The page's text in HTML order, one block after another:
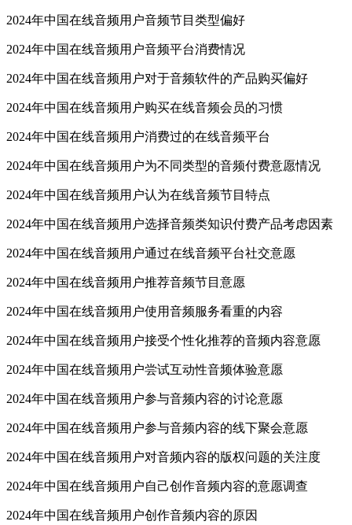
2024年中国在线音频用户音频节目类型偏好
2024年中国在线音频用户音频平台消费情况
2024年中国在线音频用户对于音频软件的产品购买偏好
2024年中国在线音频用户购买在线音频会员的习惯
2024年中国在线音频用户消费过的在线音频平台
2024年中国在线音频用户为不同类型的音频付费意愿情况
2024年中国在线音频用户认为在线音频节目特点
2024年中国在线音频用户选择音频类知识付费产品考虑因素
2024年中国在线音频用户通过在线音频平台社交意愿
2024年中国在线音频用户推荐音频节目意愿
2024年中国在线音频用户使用音频服务看重的内容
2024年中国在线音频用户接受个性化推荐的音频内容意愿
2024年中国在线音频用户尝试互动性音频体验意愿
2024年中国在线音频用户参与音频内容的讨论意愿
2024年中国在线音频用户参与音频内容的线下聚会意愿
2024年中国在线音频用户对音频内容的版权问题的关注度
2024年中国在线音频用户自己创作音频内容的意愿调查
2024年中国在线音频用户创作音频内容的原因